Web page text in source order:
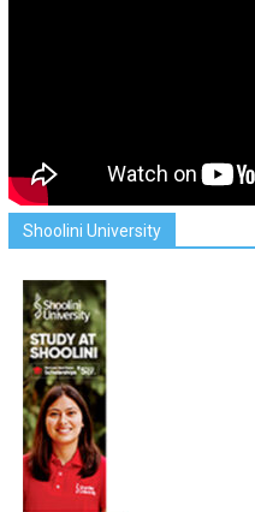
Shoolini University